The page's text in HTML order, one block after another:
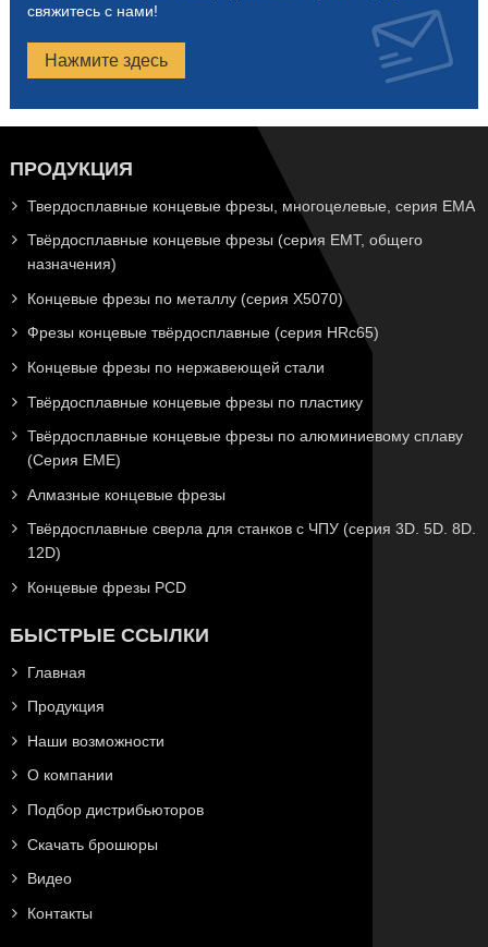
свяжитесь с нами!
Нажмите здесь
ПРОДУКЦИЯ
Твердосплавные концевые фрезы, многоцелевые, серия EMA
Твёрдосплавные концевые фрезы (серия EMT, общего
назначения)
Концевые фрезы по металлу (серия X5070)
Фрезы концевые твёрдосплавные (серия HRc65)
Концевые фрезы по нержавеющей стали
Твёрдосплавные концевые фрезы по пластику
Твёрдосплавные концевые фрезы по алюминиевому сплаву
(Серия EME)
Алмазные концевые фрезы
Твёрдосплавные сверла для станков с ЧПУ (серия 3D. 5D. 8D.
12D)
Концевые фрезы PCD
БЫСТРЫЕ ССЫЛКИ
Главная
Продукция
Наши возможности
О компании
Подбор дистрибьюторов
Скачать брошюры
Видео
Контакты